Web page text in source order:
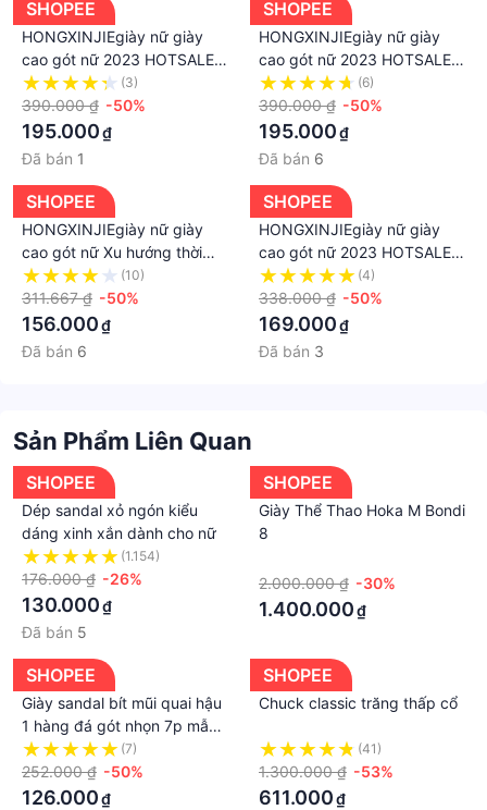
SHOPEE
HONGXINJIEgiày nữ giày
cao gót nữ 2023 HOTSALE
Xu hướng thời trang 072404
(3)
390.000 ₫ -50%
195.000₫
Đã bán 1
SHOPEE
HONGXINJIEgiày nữ giày
cao gót nữ 2023 HOTSALE
Xu hướng thời trang 072408
(6)
390.000 ₫ -50%
195.000₫
Đã bán 6
SHOPEE
HONGXINJIEgiày nữ giày
cao gót nữ Xu hướng thời
trang 2023 HOTSALE Retro
cao cấp 072411
(10)
311.667 ₫ -50%
156.000₫
Đã bán 6
SHOPEE
HONGXINJIEgiày nữ giày
cao gót nữ 2023 HOTSALE
Xu hướng thời trang 072409
(4)
338.000 ₫ -50%
169.000₫
Đã bán 3
Sản Phẩm Liên Quan
SHOPEE
Dép sandal xỏ ngón kiểu
dáng xinh xắn dành cho nữ
(1.154)
176.000 ₫ -26%
130.000₫
Đã bán 5
SHOPEE
Giày Thể Thao Hoka M Bondi
8
2.000.000 ₫ -30%
1.400.000₫
SHOPEE
Giày sandal bít mũi quai hậu
1 hàng đá gót nhọn 7p mẫu
mới xị xò
(7)
252.000 ₫ -50%
126.000₫
SHOPEE
Chuck classic trăng thấp cổ
(41)
1.300.000 ₫ -53%
611.000₫